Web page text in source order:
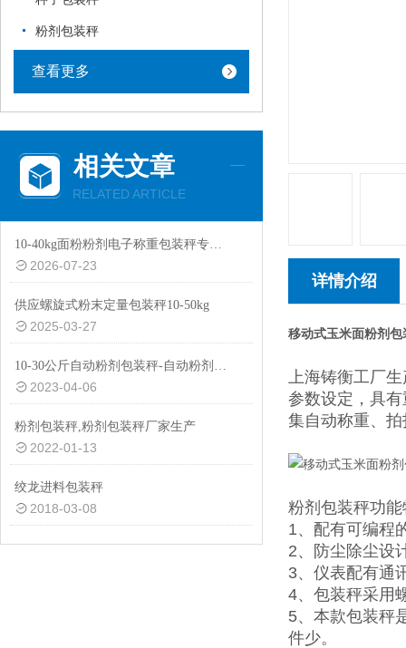
粉剂包装秤
查看更多
相关文章
RELATED ARTICLE
10-40kg面粉粉剂电子称重包装秤专用设备
2026-07-23
供应螺旋式粉末定量包装秤10-50kg
2025-03-27
10-30公斤自动粉剂包装秤-自动粉剂防尘防爆功能包装机厂家生产
2023-04-06
粉剂包装秤,粉剂包装秤厂家生产
2022-01-13
绞龙进料包装秤
2018-03-08
详情介绍
移动式玉米面粉剂包
上海铸衡工厂
参数设定，具
集自动称重、
粉剂包装秤功
1、配有可编程
2、防尘除尘设
3、仪表配有通
4、包装秤采用
5、本款包装秤
件少。